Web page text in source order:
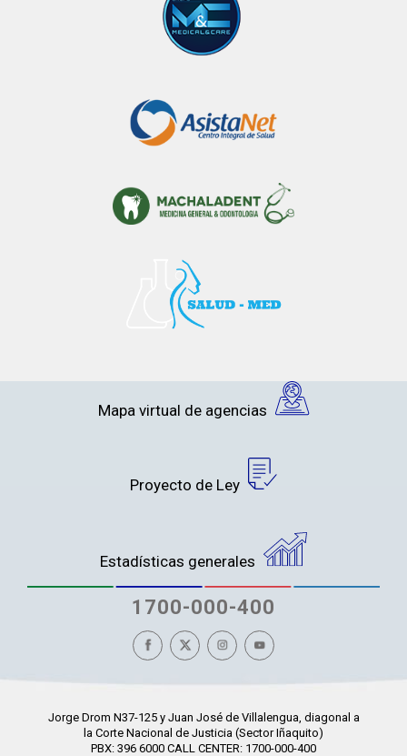
Mapa virtual de agencias
Proyecto de Ley
Estadísticas generales
1700-000-400
Jorge Drom N37-125 y Juan José de Villalengua, diagonal a
la Corte Nacional de Justicia (Sector Iñaquito)
PBX: 396 6000 CALL CENTER: 1700-000-400